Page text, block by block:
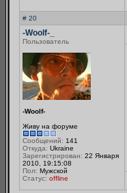
# 20
-Woolf-_
Пользователь
-Woolf-
Живу на форуме
Сообщений: 141
Откуда: Ukraine
Зарегистрирован: 22 Января
2010, 19:15:08
Пол: Мужской
Статус: offline